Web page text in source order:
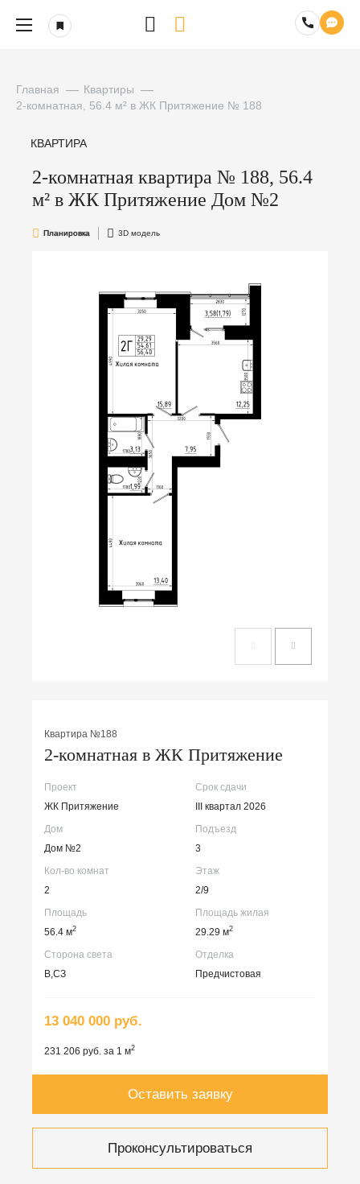
Главная
Квартиры
2-комнатная, 56.4 м² в ЖК Притяжение № 188
КВАРТИРА
2-комнатная квартира № 188, 56.4
м² в ЖК Притяжение Дом №2
Планировка 3D модель
Квартира №188
2-комнатная в ЖК Притяжение
Проект
ЖК Притяжение
Срок сдачи
III квартал 2026
Дом
Дом №2
Подъезд
3
Кол-во комнат
2
Этаж
2/9
Площадь
56.4 м2
Площадь жилая
29.29 м2
Сторона света
В,СЗ
Отделка
Предчистовая
13 040 000 руб.
231 206 руб. за 1 м2
Оставить заявку
Проконсультироваться